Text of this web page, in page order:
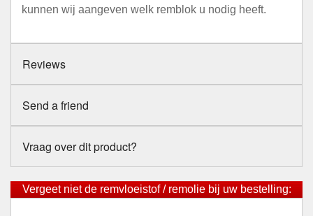
kunnen wij aangeven welk remblok u nodig heeft.
Reviews
Send a friend
Vraag over dit product?
Vergeet niet de remvloeistof / remolie bij uw bestelling: